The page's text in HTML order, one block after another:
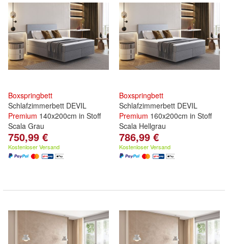
Boxspringbett
Schlafzimmerbett DEVIL
Premium 140x200cm in Stoff
Scala Grau
750,99 €
Kostenloser Versand
Boxspringbett
Schlafzimmerbett DEVIL
Premium 160x200cm in Stoff
Scala Hellgrau
786,99 €
Kostenloser Versand